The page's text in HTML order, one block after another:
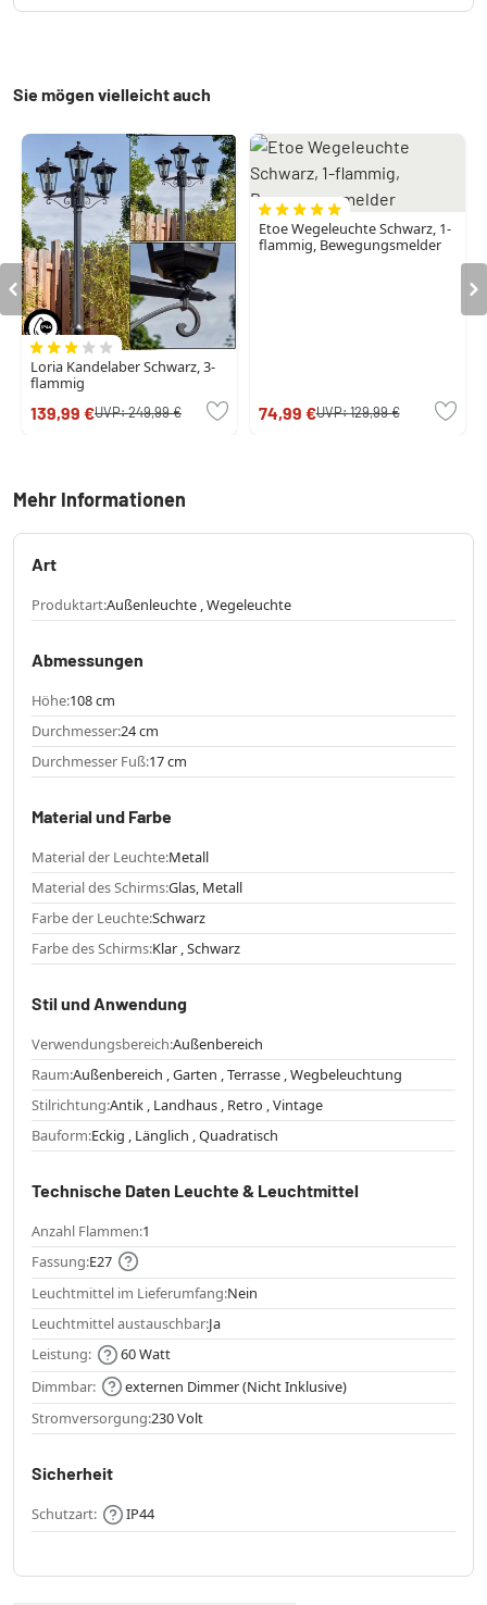
Sie mögen vielleicht auch
Loria Kandelaber Schwarz, 3-
flammig
139,99 €UVP:249,99 €
Etoe Wegeleuchte Schwarz, 1-
flammig, Bewegungsmelder
74,99 €UVP:129,99 €
Mehr Informationen
Art
Produktart:Außenleuchte , Wegeleuchte
Abmessungen
Höhe:108 cm
Durchmesser:24 cm
Durchmesser Fuß:17 cm
Material und Farbe
Material der Leuchte:Metall
Material des Schirms:Glas, Metall
Farbe der Leuchte:Schwarz
Farbe des Schirms:Klar , Schwarz
Stil und Anwendung
Verwendungsbereich:Außenbereich
Raum:Außenbereich , Garten , Terrasse , Wegbeleuchtung
Stilrichtung:Antik , Landhaus , Retro , Vintage
Bauform:Eckig , Länglich , Quadratisch
Technische Daten Leuchte & Leuchtmittel
Anzahl Flammen:1
Fassung:E27
Leuchtmittel im Lieferumfang:Nein
Leuchtmittel austauschbar:Ja
Leistung:
60 Watt
Dimmbar:
externen Dimmer (Nicht Inklusive)
Stromversorgung:230 Volt
Sicherheit
Schutzart: IP44